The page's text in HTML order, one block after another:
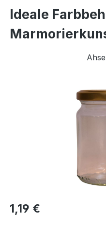
Ideale
Bildergalerie überspringen
Regulärer Preis:
1,19 €